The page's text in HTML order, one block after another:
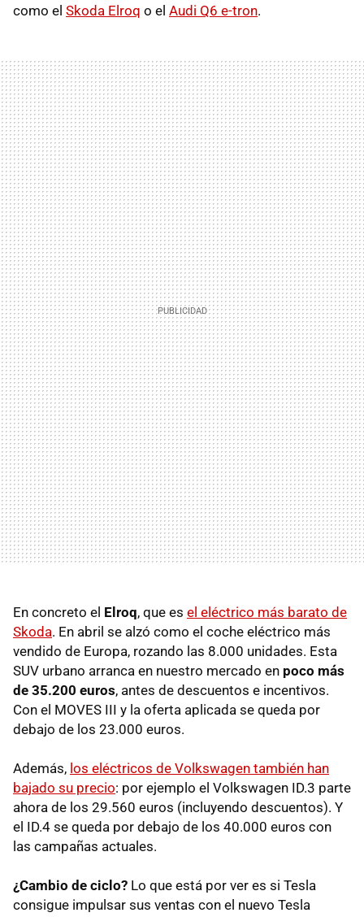
como el Skoda Elroq o el Audi Q6 e-tron.
En concreto el Elroq, que es el eléctrico más barato de
Skoda. En abril se alzó como el coche eléctrico más
vendido de Europa, rozando las 8.000 unidades. Esta
SUV urbano arranca en nuestro mercado en poco más
de 35.200 euros, antes de descuentos e incentivos.
Con el MOVES III y la oferta aplicada se queda por
debajo de los 23.000 euros.
Además, los eléctricos de Volkswagen también han
bajado su precio: por ejemplo el Volkswagen ID.3 parte
ahora de los 29.560 euros (incluyendo descuentos). Y
el ID.4 se queda por debajo de los 40.000 euros con
las campañas actuales.
¿Cambio de ciclo? Lo que está por ver es si Tesla
consigue impulsar sus ventas con el nuevo Tesla